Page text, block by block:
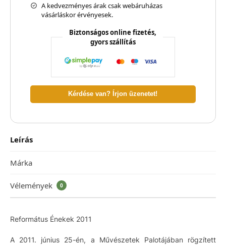
A kedvezményes árak csak webáruházas
vásárláskor érvényesek.
Biztonságos online fizetés,
gyors szállítás
Kérdése van? Írjon üzenetet!
Leírás
Márka
Vélemények 0
Református Énekek 2011
A 2011. június 25-én, a Művészetek Palotájában rögzített